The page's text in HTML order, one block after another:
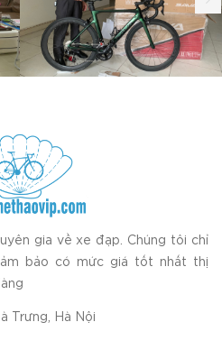
gia về xe đạp. Chúng tôi chỉ
bảo có mức giá tốt nhất thị
Trưng, Hà Nội